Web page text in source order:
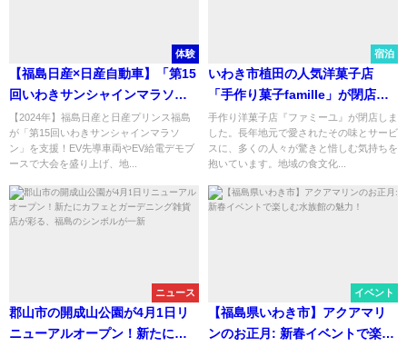
体験
【福島日産×日産自動車】「第15
回いわきサンシャインマラソ
ン」をEVで加速！地域を元気に
チャージ！
【2024年】福島日産と日産プリンス福島
が「第15回いわきサンシャインマラソ
ン」を支援！EV先導車両やEV給電デモブ
ースで大会を盛り上げ、地...
宿泊
いわき市植田の人気洋菓子店
「手作り菓子famille」が閉店し
ていました。
手作り洋菓子店『ファミーユ』が閉店しま
した。長年地元で愛されたその味とサービ
スに、多くの人々が驚きと惜しむ気持ちを
抱いています。地域の食文化...
ニュース
郡山市の開成山公園が4月1日リ
ニューアルオープン！新たにカ
イベント
【福島県いわき市】アクアマリ
ンのお正月: 新春イベントで楽し